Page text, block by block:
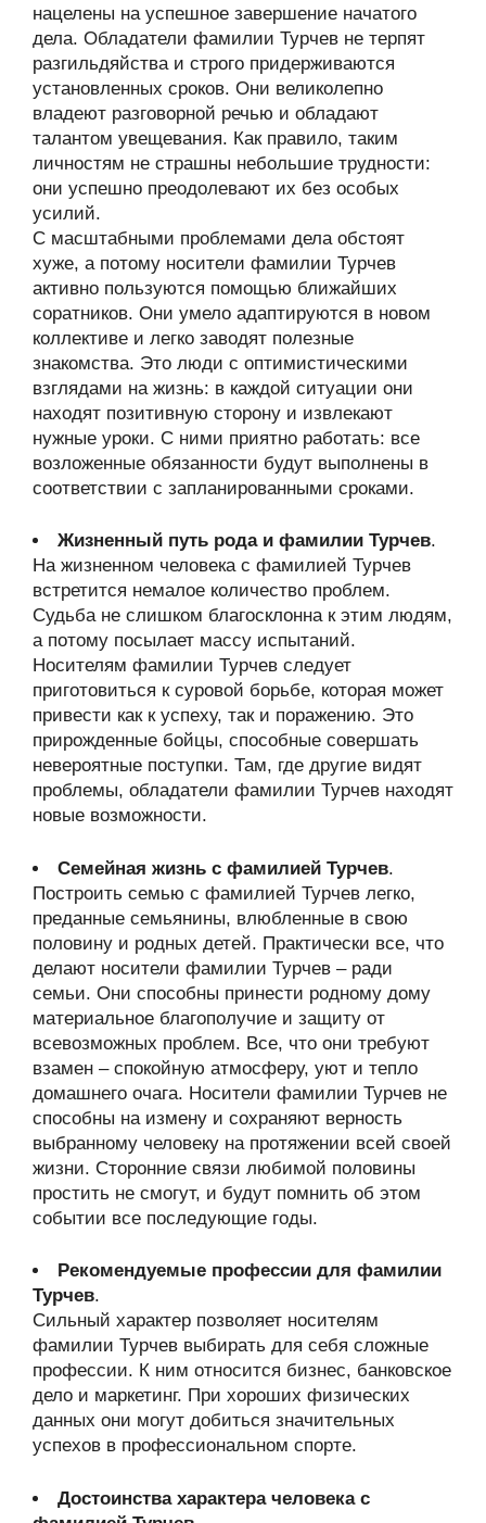
нацелены на успешное завершение начатого
дела. Обладатели фамилии Турчев не терпят
разгильдяйства и строго придерживаются
установленных сроков. Они великолепно
владеют разговорной речью и обладают
талантом увещевания. Как правило, таким
личностям не страшны небольшие трудности:
они успешно преодолевают их без особых
усилий.
С масштабными проблемами дела обстоят
хуже, а потому носители фамилии Турчев
активно пользуются помощью ближайших
соратников. Они умело адаптируются в новом
коллективе и легко заводят полезные
знакомства. Это люди с оптимистическими
взглядами на жизнь: в каждой ситуации они
находят позитивную сторону и извлекают
нужные уроки. С ними приятно работать: все
возложенные обязанности будут выполнены в
соответствии с запланированными сроками.
Жизненный путь рода и фамилии Турчев.
На жизненном человека с фамилией Турчев
встретится немалое количество проблем.
Судьба не слишком благосклонна к этим людям,
а потому посылает массу испытаний.
Носителям фамилии Турчев следует
приготовиться к суровой борьбе, которая может
привести как к успеху, так и поражению. Это
прирожденные бойцы, способные совершать
невероятные поступки. Там, где другие видят
проблемы, обладатели фамилии Турчев находят
новые возможности.
Семейная жизнь с фамилией Турчев.
Построить семью с фамилией Турчев легко,
преданные семьянины, влюбленные в свою
половину и родных детей. Практически все, что
делают носители фамилии Турчев – ради
семьи. Они способны принести родному дому
материальное благополучие и защиту от
всевозможных проблем. Все, что они требуют
взамен – спокойную атмосферу, уют и тепло
домашнего очага. Носители фамилии Турчев не
способны на измену и сохраняют верность
выбранному человеку на протяжении всей своей
жизни. Сторонние связи любимой половины
простить не смогут, и будут помнить об этом
событии все последующие годы.
Рекомендуемые профессии для фамилии
Турчев.
Сильный характер позволяет носителям
фамилии Турчев выбирать для себя сложные
профессии. К ним относится бизнес, банковское
дело и маркетинг. При хороших физических
данных они могут добиться значительных
успехов в профессиональном спорте.
Достоинства характера человека с